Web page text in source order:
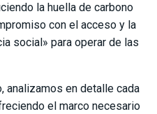
la huella de carbono
con el acceso y la
social» para operar de las
analizamos en detalle cada
el marco necesario